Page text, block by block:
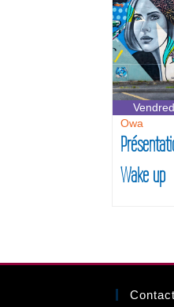
Owa
Wake up